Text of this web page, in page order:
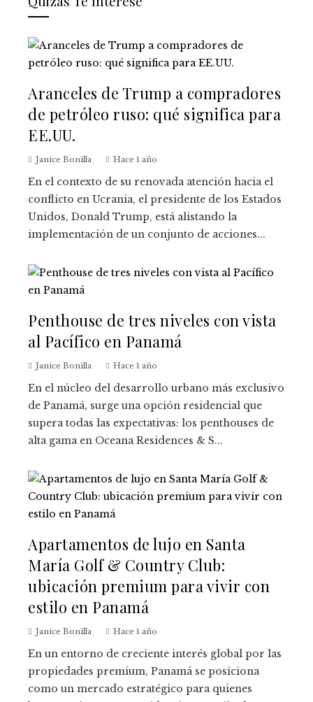
Aranceles de Trump a compradores
de petróleo ruso: qué significa para
EE.UU.
Janice Bonilla Hace 1 año
En el contexto de su renovada atención hacia el
conflicto en Ucrania, el presidente de los Estados
Unidos, Donald Trump, está alistando la
implementación de un conjunto de acciones...
Penthouse de tres niveles con vista
al Pacífico en Panamá
Janice Bonilla Hace 1 año
En el núcleo del desarrollo urbano más exclusivo
de Panamá, surge una opción residencial que
supera todas las expectativas: los penthouses de
alta gama en Oceana Residences & S...
Apartamentos de lujo en Santa
María Golf & Country Club:
ubicación premium para vivir con
estilo en Panamá
Janice Bonilla Hace 1 año
En un entorno de creciente interés global por las
propiedades premium, Panamá se posiciona
como un mercado estratégico para quienes